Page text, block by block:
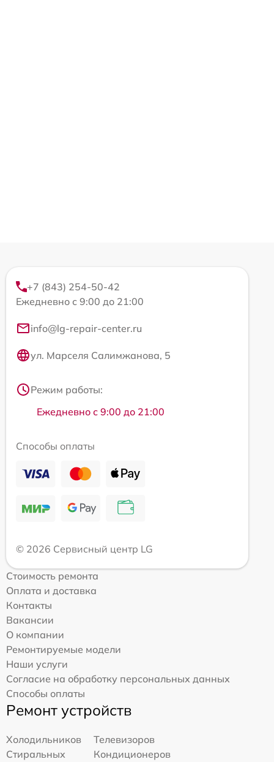
+7 (843) 254-50-42
Ежедневно с 9:00 до 21:00
info@lg-repair-center.ru
ул. Марселя Салимжанова, 5
Режим работы:
Ежедневно с 9:00 до 21:00
Способы оплаты
© 2026 Сервисный центр LG
Стоимость ремонта
Оплата и доставка
Контакты
Вакансии
О компании
Ремонтируемые модели
Наши услуги
Согласие на обработку персональных данных
Способы оплаты
Ремонт устройств
Холодильников
Телевизоров
Стиральных
Кондиционеров